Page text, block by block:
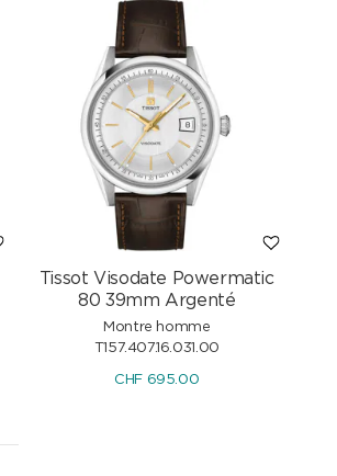
Tissot Visodate Powermatic
80 39mm Argenté
Montre homme
T157.407.16.031.00
CHF 695.00